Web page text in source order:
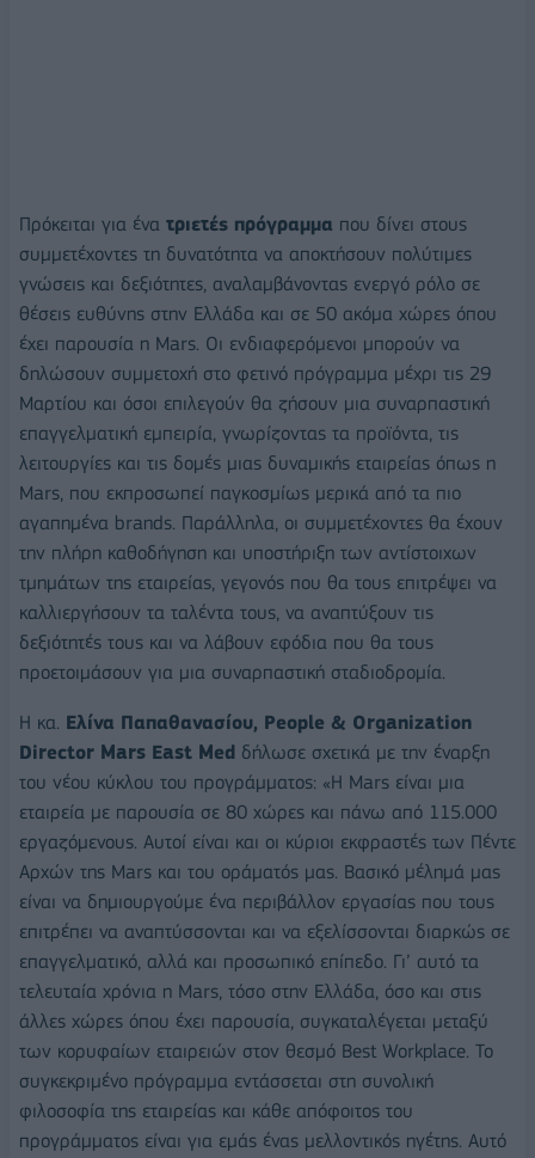
Πρόκειται για ένα τριετές πρόγραμμα που δίνει στους
συμμετέχοντες τη δυνατότητα να αποκτήσουν πολύτιμες
γνώσεις και δεξιότητες, αναλαμβάνοντας ενεργό ρόλο σε
θέσεις ευθύνης στην Ελλάδα και σε 50 ακόμα χώρες όπου
έχει παρουσία η Mars. Οι ενδιαφερόμενοι μπορούν να
δηλώσουν συμμετοχή στο φετινό πρόγραμμα μέχρι τις 29
Μαρτίου και όσοι επιλεγούν θα ζήσουν μια συναρπαστική
επαγγελματική εμπειρία, γνωρίζοντας τα προϊόντα, τις
λειτουργίες και τις δομές μιας δυναμικής εταιρείας όπως η
Mars, που εκπροσωπεί παγκοσμίως μερικά από τα πιο
αγαπημένα brands. Παράλληλα, οι συμμετέχοντες θα έχουν
την πλήρη καθοδήγηση και υποστήριξη των αντίστοιχων
τμημάτων της εταιρείας, γεγονός που θα τους επιτρέψει να
καλλιεργήσουν τα ταλέντα τους, να αναπτύξουν τις
δεξιότητές τους και να λάβουν εφόδια που θα τους
προετοιμάσουν για μια συναρπαστική σταδιοδρομία.
Η κα. Ελίνα Παπαθανασίου, People & Organization
Director Mars East Med δήλωσε σχετικά με την έναρξη
του νέου κύκλου του προγράμματος: «Η Mars είναι μια
εταιρεία με παρουσία σε 80 χώρες και πάνω από 115.000
εργαζόμενους. Αυτοί είναι και οι κύριοι εκφραστές των Πέντε
Αρχών της Mars και του οράματός μας. Βασικό μέλημά μας
είναι να δημιουργούμε ένα περιβάλλον εργασίας που τους
επιτρέπει να αναπτύσσονται και να εξελίσσονται διαρκώς σε
επαγγελματικό, αλλά και προσωπικό επίπεδο. Γι’ αυτό τα
τελευταία χρόνια η Mars, τόσο στην Ελλάδα, όσο και στις
άλλες χώρες όπου έχει παρουσία, συγκαταλέγεται μεταξύ
των κορυφαίων εταιρειών στον θεσμό Best Workplace. Το
συγκεκριμένο πρόγραμμα εντάσσεται στη συνολική
φιλοσοφία της εταιρείας και κάθε απόφοιτος του
προγράμματος είναι για εμάς ένας μελλοντικός ηγέτης. Αυτό